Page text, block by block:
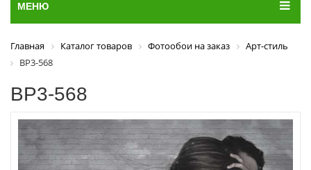
МЕНЮ
Главная Каталог товаров Фотообои на заказ
Арт-стиль
ВР3-568
ВР3-568